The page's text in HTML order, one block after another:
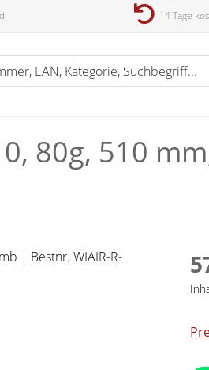
14 Tage
80g, 510